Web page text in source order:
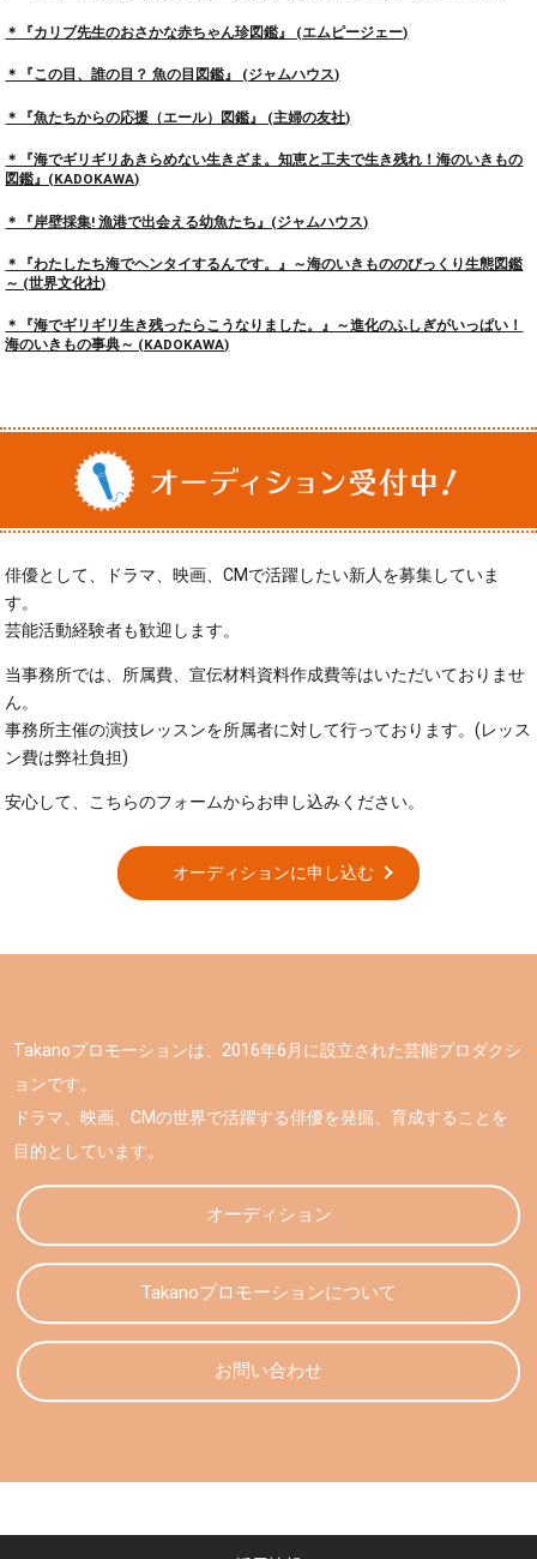
＊『カリブ先生のおさかな赤ちゃん珍図鑑』 (エムピージェー)
＊『この目、誰の目？ 魚の目図鑑』 (ジャムハウス)
＊『魚たちからの応援（エール）図鑑』 (主婦の友社)
＊『海でギリギリあきらめない生きざま。知恵と工夫で生き残れ！海のいきもの
図鑑』(KADOKAWA)
＊『岸壁採集! 漁港で出会える幼魚たち』(ジャムハウス)
＊『わたしたち海でヘンタイするんです。』～海のいきもののびっくり生態図鑑
～ (世界文化社)
＊『海でギリギリ生き残ったらこうなりました。』～進化のふしぎがいっぱい！
海のいきもの事典～ (KADOKAWA)
俳優として、ドラマ、映画、CMで活躍したい新人を募集していま
す。
芸能活動経験者も歓迎します。
当事務所では、所属費、宣伝材料資料作成費等はいただいておりませ
ん。
事務所主催の演技レッスンを所属者に対して行っております。(レッス
ン費は弊社負担)
安心して、こちらのフォームからお申し込みください。
オーディションに申し込む
Takanoプロモーションは、2016年6月に設立された芸能プロダクシ
ョンです。
ドラマ、映画、CMの世界で活躍する俳優を発掘、育成することを
目的としています。
オーディション
Takanoプロモーションについて
お問い合わせ